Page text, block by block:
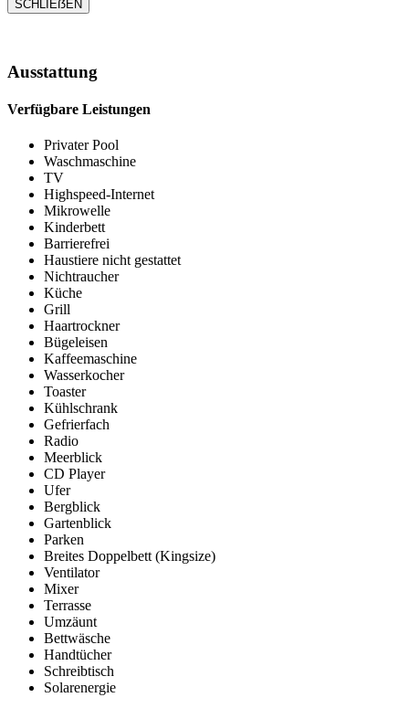
SCHLIEẞEN
Ausstattung
Verfügbare Leistungen
Privater Pool
Waschmaschine
TV
Highspeed-Internet
Mikrowelle
Kinderbett
Barrierefrei
Haustiere nicht gestattet
Nichtraucher
Küche
Grill
Haartrockner
Bügeleisen
Kaffeemaschine
Wasserkocher
Toaster
Kühlschrank
Gefrierfach
Radio
Meerblick
CD Player
Ufer
Bergblick
Gartenblick
Parken
Breites Doppelbett (Kingsize)
Ventilator
Mixer
Terrasse
Umzäunt
Bettwäsche
Handtücher
Schreibtisch
Solarenergie